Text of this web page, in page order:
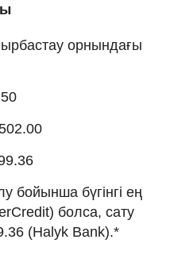
орнындағы
бойынша бүгінгі ең
болса, сату
(Halyk Bank).*